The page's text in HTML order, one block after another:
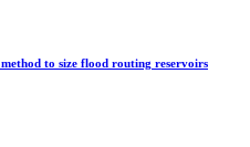
to size flood routing reservoirs